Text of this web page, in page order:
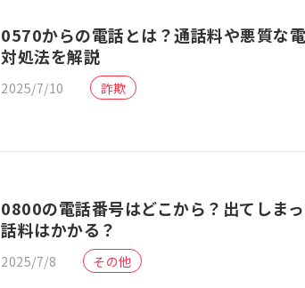
0570からの電話とは？通話料や悪質な
対処法を解説
2025/7/10 詐欺
0800の電話番号はどこから？出てしま
話料はかかる？
2025/7/8 その他